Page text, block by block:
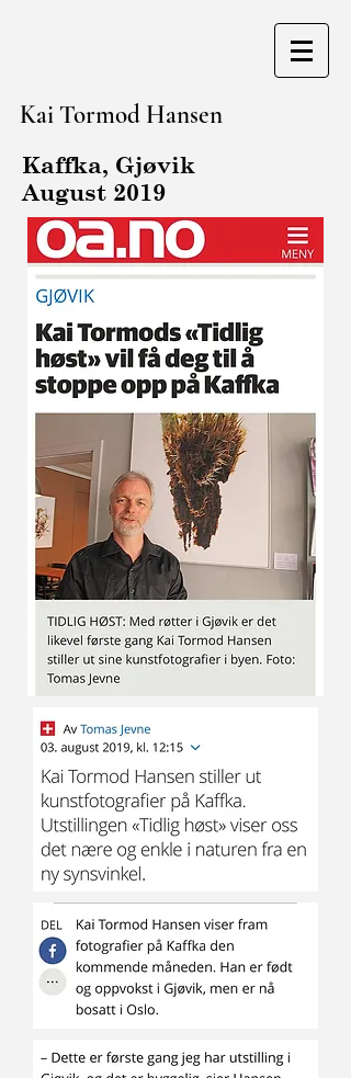
Kai Tormod Hansen
Kaffka, Gjøvik
August 2019